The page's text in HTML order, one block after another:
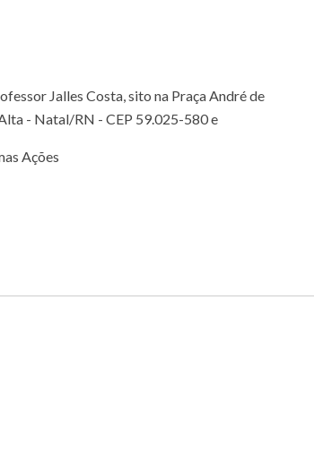
Jalles Costa, sito na Praça André de
- Natal/RN - CEP 59.025-580 e
Ações